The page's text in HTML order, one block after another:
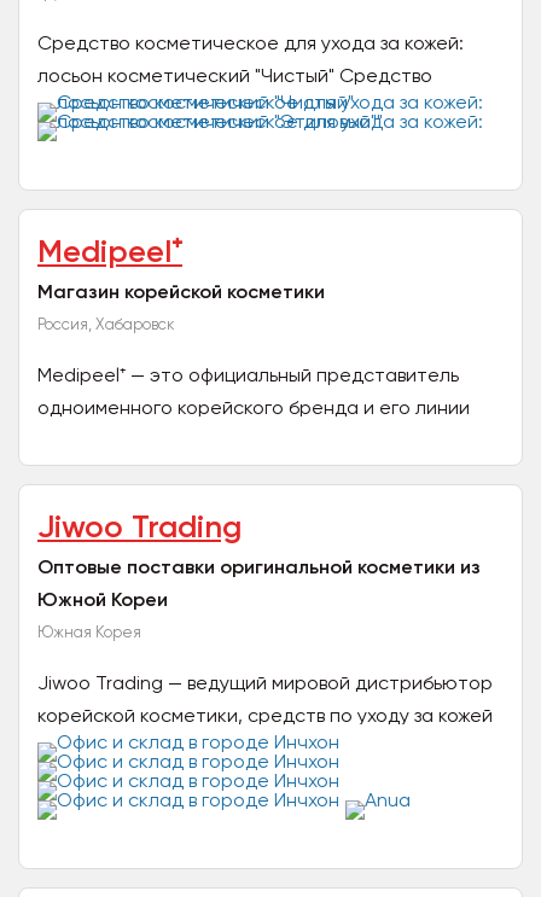
Средство косметическое для ухода за кожей:
лосьон косметический "Чистый" Средство
косметическое для ухода за кожей: лосьон
косметический "Этиловый...
Medipeel⁺
Магазин корейской косметики
Россия, Хабаровск
Medipeel⁺ — это официальный представитель
одноименного корейского бренда и его линии
Компания...
Jiwoo Trading
Оптовые поставки оригинальной косметики из
Южной Кореи
Южная Корея
Jiwoo Trading — ведущий мировой дистрибьютор
корейской косметики, средств по уходу за кожей
и продуктов для здоровья Jiwoo Trading
соединяет...